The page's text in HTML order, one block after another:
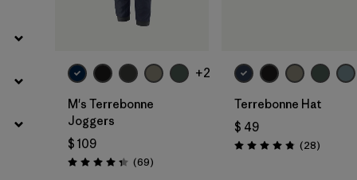
+2
M's Terrebonne
Joggers
$ 109
Valoración: 4.3 / 5
(69Comentarios
)
Terrebonne Hat
$ 49
Valoración: 4.8 / 5
(28)